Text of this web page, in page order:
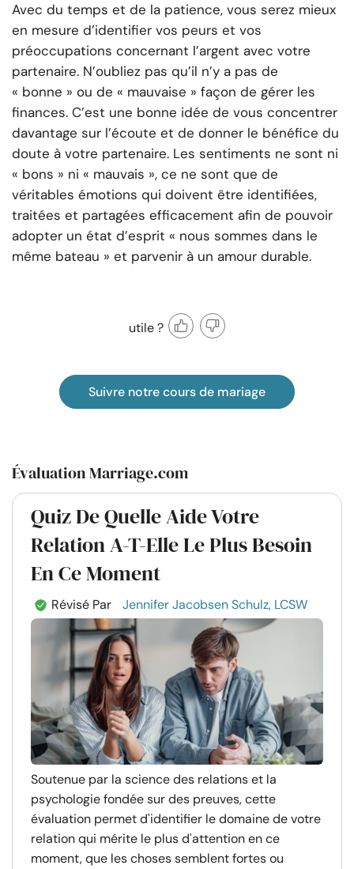
Avec du temps et de la patience, vous serez mieux
en mesure d’identifier vos peurs et vos
préoccupations concernant l’argent avec votre
partenaire. N’oubliez pas qu’il n’y a pas de
« bonne » ou de « mauvaise » façon de gérer les
finances. C’est une bonne idée de vous concentrer
davantage sur l’écoute et de donner le bénéfice du
doute à votre partenaire. Les sentiments ne sont ni
« bons » ni « mauvais », ce ne sont que de
véritables émotions qui doivent être identifiées,
traitées et partagées efficacement afin de pouvoir
adopter un état d’esprit « nous sommes dans le
même bateau » et parvenir à un amour durable.
utile ?
Suivre notre cours de mariage
Évaluation Marriage.com
Quiz De Quelle Aide Votre
Relation A-T-Elle Le Plus Besoin
En Ce Moment
Révisé Par Jennifer Jacobsen Schulz, LCSW
Soutenue par la science des relations et la
psychologie fondée sur des preuves, cette
évaluation permet d'identifier le domaine de votre
relation qui mérite le plus d'attention en ce
moment, que les choses semblent fortes ou